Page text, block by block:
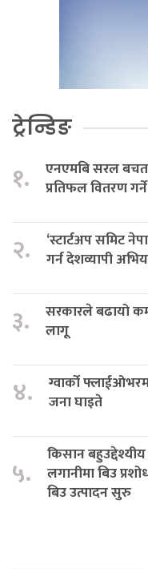
ट्रेन्डिङ
१.
एनएमबि सरल
प्रतिफल वितरण गर्ने
२.
‘स्टार्टअप समिट
गर्न देशव्यापी
३.
सरकारले बढायो
लागू
४.
ग्वार्को
जना घाइते
५.
किसान
लगानीमा बिउ
बिउ उत्पादन सुरु